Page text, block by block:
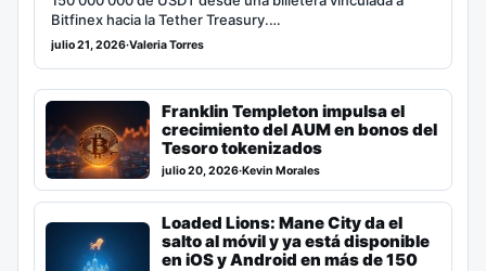
Bitfinex hacia la Tether Treasury.…
julio 21, 2026·Valeria Torres
Franklin Templeton impulsa el
crecimiento del AUM en bonos del
Tesoro tokenizados
julio 20, 2026·Kevin Morales
Loaded Lions: Mane City da el
salto al móvil y ya está disponible
en iOS y Android en más de 150